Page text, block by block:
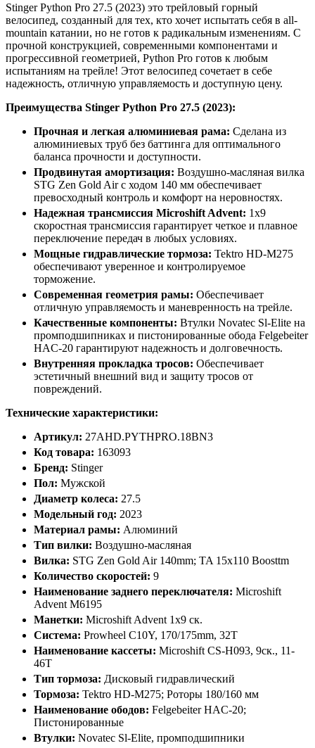
Stinger Python Pro 27.5 (2023) это трейловый горный
велосипед, созданный для тех, кто хочет испытать себя в all-
mountain катании, но не готов к радикальным изменениям. С
прочной конструкцией, современными компонентами и
прогрессивной геометрией, Python Pro готов к любым
испытаниям на трейле! Этот велосипед сочетает в себе
надежность, отличную управляемость и доступную цену.
Преимущества Stinger Python Pro 27.5 (2023):
Прочная и легкая алюминиевая рама: Сделана из
алюминиевых труб без баттинга для оптимального
баланса прочности и доступности.
Продвинутая амортизация: Воздушно-масляная вилка
STG Zen Gold Air с ходом 140 мм обеспечивает
превосходный контроль и комфорт на неровностях.
Надежная трансмиссия Microshift Advent: 1x9
скоростная трансмиссия гарантирует четкое и плавное
переключение передач в любых условиях.
Мощные гидравлические тормоза: Tektro HD-M275
обеспечивают уверенное и контролируемое
торможение.
Современная геометрия рамы: Обеспечивает
отличную управляемость и маневренность на трейле.
Качественные компоненты: Втулки Novatec Sl-Elite на
промподшипниках и пистонированные обода Felgebeiter
HAC-20 гарантируют надежность и долговечность.
Внутренняя прокладка тросов: Обеспечивает
эстетичный внешний вид и защиту тросов от
повреждений.
Технические характеристики:
Артикул: 27AHD.PYTHPRO.18BN3
Код товара: 163093
Бренд: Stinger
Пол: Мужской
Диаметр колеса: 27.5
Модельный год: 2023
Материал рамы: Алюминий
Тип вилки: Воздушно-масляная
Вилка: STG Zen Gold Air 140mm; TA 15x110 Boosttm
Количество скоростей: 9
Наименование заднего переключателя: Microshift
Advent M6195
Манетки: Microshift Advent 1x9 ск.
Система: Prowheel C10Y, 170/175mm, 32T
Наименование кассеты: Microshift CS-H093, 9ск., 11-
46T
Тип тормоза: Дисковый гидравлический
Тормоза: Tektro HD-M275; Роторы 180/160 мм
Наименование ободов: Felgebeiter HAC-20;
Пистонированные
Втулки: Novatec Sl-Elite, промподшипники